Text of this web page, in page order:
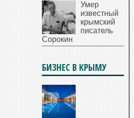
Умер
известный
крымский
писатель
Сорокин
БИЗНЕС В КРЫМУ